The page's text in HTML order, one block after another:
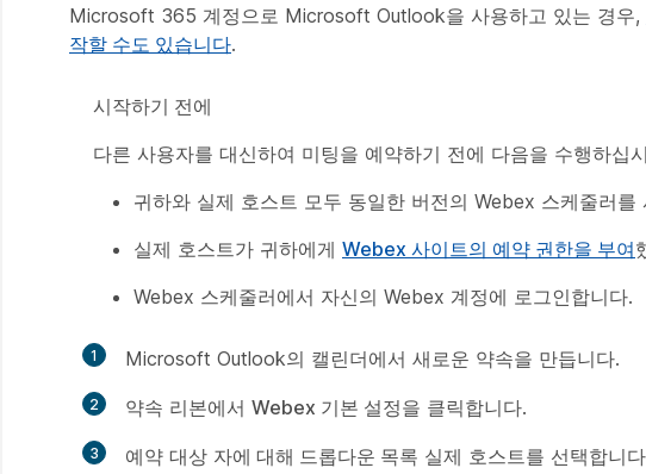
Microsoft 365 계정으로 Microsoft Outlook을 사용하고 있는 경우,
작할 수도 있습니다.
시작하기 전에
다른 사용자를 대신하여 미팅을 예약하기 전에 다음을 수행하십
귀하와 실제 호스트 모두 동일한 버전의 Webex 스케줄러를
실제 호스트가 귀하에게 Webex 사이트의 예약 권한을 부여
Webex 스케줄러에서 자신의 Webex 계정에 로그인합니다.
1 Microsoft Outlook의 캘린더에서 새로운 약속을 만듭니다.
2 약속 리본에서 Webex 기본 설정을 클릭합니다.
3 예약 대상 자에 대해 드롭다운 목록 실제 호스트를 선택합니